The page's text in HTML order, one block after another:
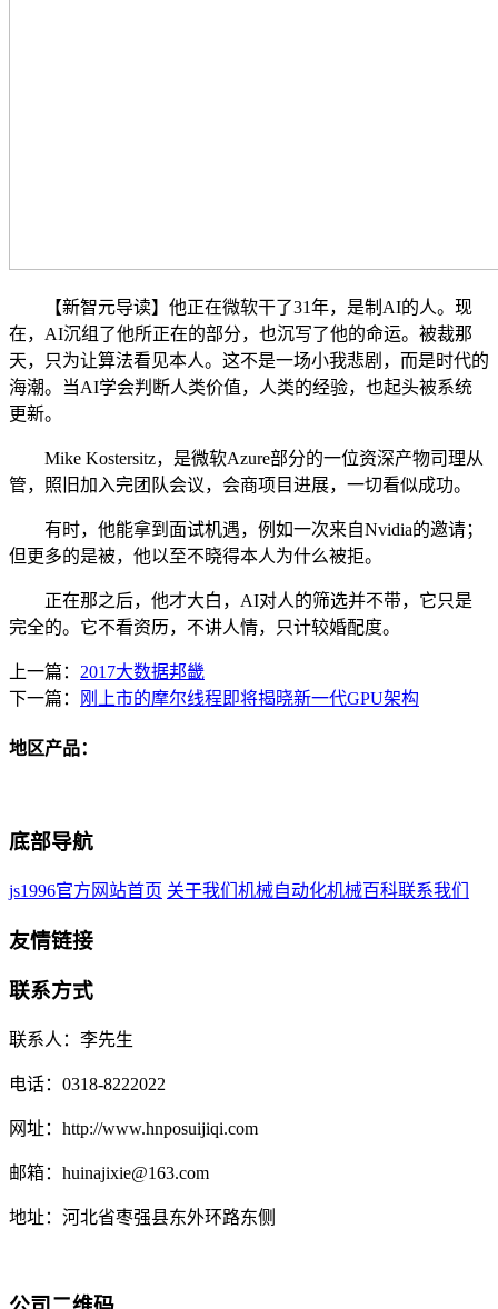
【新智元导读】他正在微软干了31年，是制AI的人。现
在，AI沉组了他所正在的部分，也沉写了他的命运。被裁那
天，只为让算法看见本人。这不是一场小我悲剧，而是时代的
海潮。当AI学会判断人类价值，人类的经验，也起头被系统
更新。
Mike Kostersitz，是微软Azure部分的一位资深产物司理从
管，照旧加入完团队会议，会商项目进展，一切看似成功。
有时，他能拿到面试机遇，例如一次来自Nvidia的邀请；
但更多的是被，他以至不晓得本人为什么被拒。
正在那之后，他才大白，AI对人的筛选并不带，它只是
完全的。它不看资历，不讲人情，只计较婚配度。
上一篇： 2017大数据邦畿
下一篇：
刚上市的摩尔线程即将揭晓新一代GPU架构
地区产品：
底部导航
js1996官方网站首页 关于我们 机械自动化机械百科联系我们
友情链接
联系方式
联系人：李先生
电话：0318-8222022
网址：http://www.hnposuijiqi.com
邮箱：huinajixie@163.com
地址：河北省枣强县东外环路东侧